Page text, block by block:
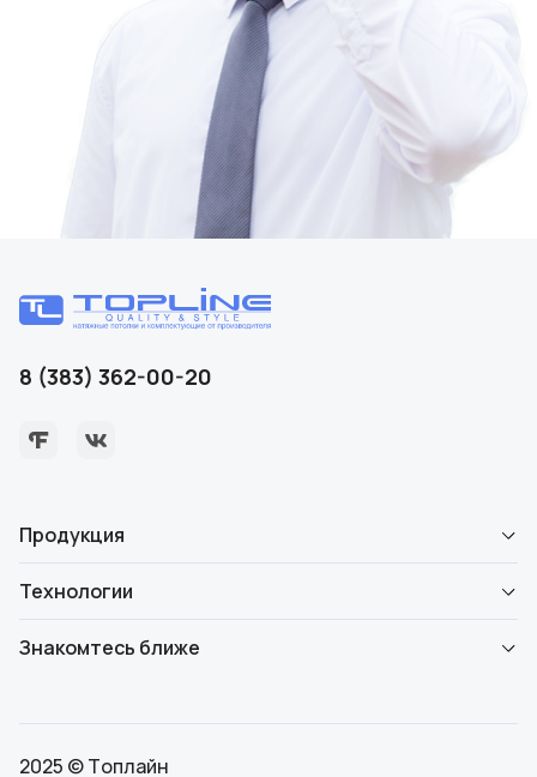
8 (383) 362-00-20
Продукция
Технологии
Знакомтесь ближе
2025 © Топлайн